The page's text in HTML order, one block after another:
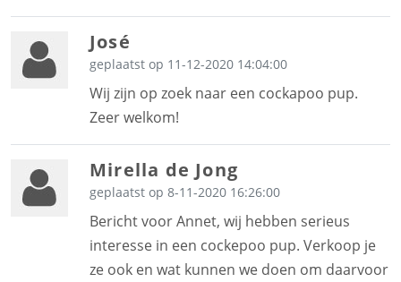
José
geplaatst op 11-12-2020 14:04:00
Wij zijn op zoek naar een cockapoo pup.
Zeer welkom!
Mirella de Jong
geplaatst op 8-11-2020 16:26:00
Bericht voor Annet, wij hebben serieus
interesse in een cockepoo pup. Verkoop je
ze ook en wat kunnen we doen om daarvoor